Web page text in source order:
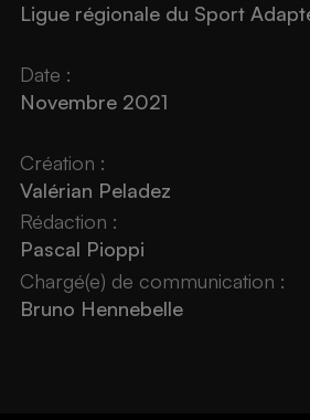
Ligue régionale du Sport
Date :
Novembre 2021
Création :
Valérian Peladez
Rédaction :
Pascal Pioppi
Chargé(e) de communication :
Bruno Hennebelle